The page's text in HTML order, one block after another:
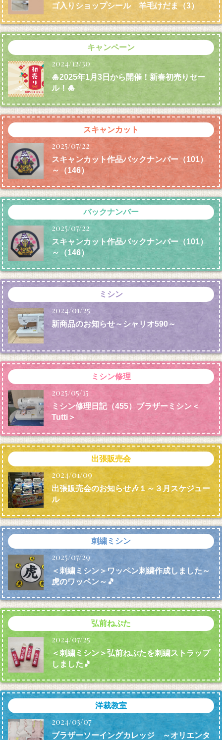
ゴ入りショップシール 羊毛けだま （3）
キャンペーン
2024/12/30
🎍2025年1月3日から開催！新春初売りセー
ル！🎍
スキャンカット
2025/07/22
スキャンカット作品バックナンバー（101）
～（146）
バックナンバー
2025/07/22
スキャンカット作品バックナンバー（101）
～（146）
ミシン
2024/01/25
新商品のお知らせ～シャリオ590～
ミシン修理
2025/05/15
ミシン修理日記（455）ブラザーミシン＜
Tutti＞
出張販売会
2024/01/09
出張販売会のお知らせ🎶１～３月スケジュー
ル
刺繍ミシン
2025/07/29
＜刺繍ミシン＞ワッペン刺繍作成しました～
虎のワッペン～🎵
弘前ねぷた
2024/07/25
＜刺繍ミシン＞弘前ねぷたを刺繍ストラップ
しました🎵
洋裁教室
2024/03/07
ブラザーソーイングカレッジ ～オリエンタ